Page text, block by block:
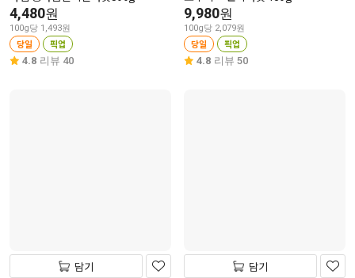
4,480원
100g당 1,493원
당일 픽업
4.8 리뷰 40
9,980원
100g당 2,079원
당일 픽업
4.8 리뷰 50
담기 담기